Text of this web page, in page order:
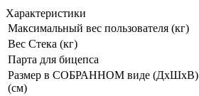
Характеристики
Максимальный вес пользователя (кг)
Вес Стека (кг)
Парта для бицепса
Размер в СОБРАННОМ виде (ДхШхВ)
(см)